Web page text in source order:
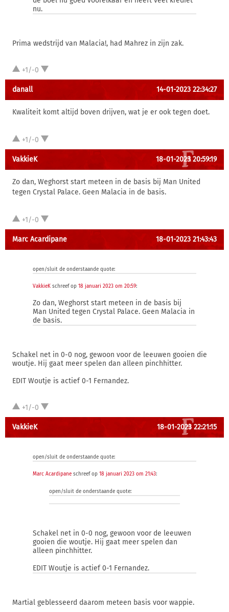
nu.
Prima wedstrijd van Malacia!, had Mahrez in zijn zak.
+1/-0
danall 14-01-2023 22:34:27
Kwaliteit komt altijd boven drijven, wat je er ook tegen doet.
+1/-0
VakkieK 18-01-2023 20:59:19
Zo dan, Weghorst start meteen in de basis bij Man United
tegen Crystal Palace. Geen Malacia in de basis.
+1/-0
Marc Acardipane 18-01-2023 21:43:43
open/sluit de onderstaande quote:
VakkieK schreef op 18 januari 2023 om 20:59:
Zo dan, Weghorst start meteen in de basis bij
Man United tegen Crystal Palace. Geen Malacia in
de basis.
Schakel net in 0-0 nog, gewoon voor de leeuwen gooien die
woutje. Hij gaat meer spelen dan alleen pinchhitter.
EDIT Woutje is actief 0-1 Fernandez.
+1/-0
VakkieK 18-01-2023 22:21:15
open/sluit de onderstaande quote:
Marc Acardipane schreef op 18 januari 2023 om 21:43:
open/sluit de onderstaande quote:
Schakel net in 0-0 nog, gewoon voor de leeuwen
gooien die woutje. Hij gaat meer spelen dan
alleen pinchhitter.
EDIT Woutje is actief 0-1 Fernandez.
Martial geblesseerd daarom meteen basis voor wappie.